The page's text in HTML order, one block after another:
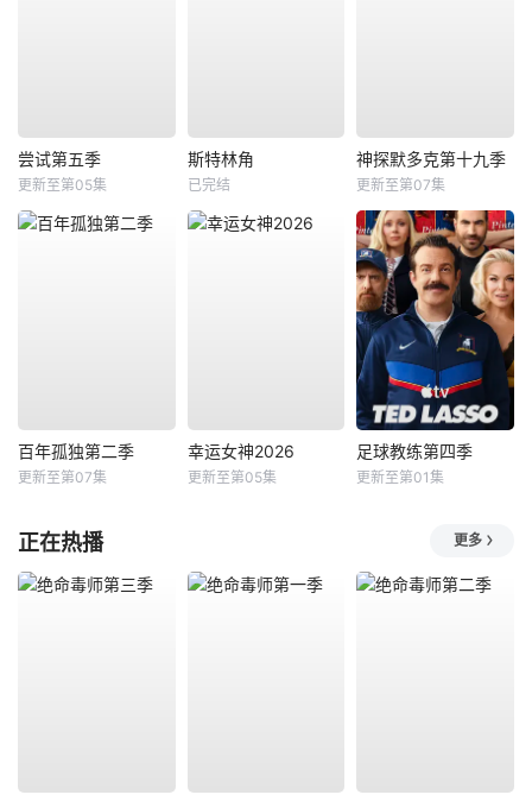
尝试第五季
更新至第05集
斯特林角
已完结
神探默多克第十九季
更新至第07集
百年孤独第二季
更新至第07集
幸运女神2026
更新至第05集
足球教练第四季
更新至第01集
正在热播 更多